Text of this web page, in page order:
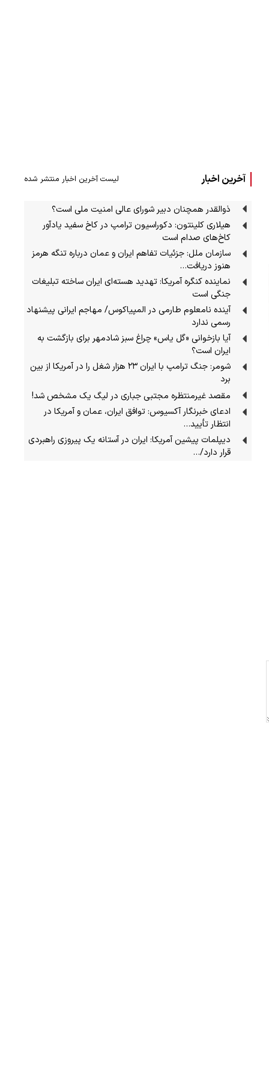
آخرین اخبار لیست آخرین اخبار منتشر شده
ذوالقدر همچنان دبیر شورای ‌عالی امنیت ملی است؟
هیلاری کلینتون: دکوراسیون ترامپ در کاخ سفید یادآور
کاخ‌های صدام است
سازمان ملل: جزئیات تفاهم ایران و عمان درباره تنگه هرمز
هنوز دریافت…
نماینده کنگره آمریکا: تهدید هسته‌ای ایران ساخته تبلیغات
جنگی است
آینده نامعلوم طارمی در المپیاکوس/ مهاجم ایرانی پیشنهاد
رسمی ندارد
آیا بازخوانی «گل یاس» چراغ سبز شادمهر برای بازگشت به
ایران است؟
شومر: جنگ ترامپ با ایران ۲۳ هزار شغل را در آمریکا از بین
برد
مقصد غیرمنتظره مجتبی جباری در لیگ یک مشخص شد!
ادعای خبرنگار آکسیوس: توافق ایران، عمان و آمریکا در
انتظار تأیید…
دیپلمات پیشین آمریکا: ایران در آستانه یک پیروزی راهبردی
قرار دارد/…